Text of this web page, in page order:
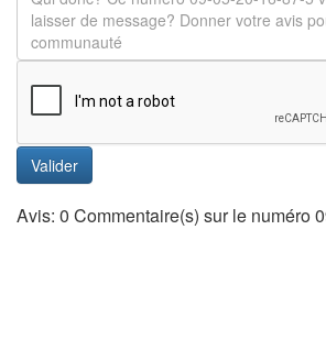
Valider
Avis: 0 Commentaire(s) sur le numéro